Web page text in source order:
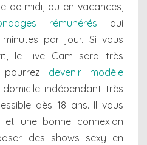
de midi, ou en vacances,
rémunérés qui
par jour. Si vous
le Live Cam sera très
devenir modèle
indépendant très
dès 18 ans. Il vous
une bonne connexion
des shows sexy en